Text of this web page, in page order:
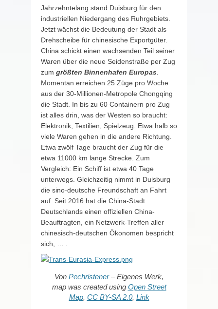
Jahrzehntelang stand Duisburg für den
industriellen Niedergang des Ruhrgebiets.
Jetzt wächst die Bedeutung der Stadt als
Drehscheibe für chinesische Exportgüter.
China schickt einen wachsenden Teil seiner
Waren über die neue Seidenstraße per Zug
zum größten Binnenhafen Europas
Momentan erreichen 25 Züge pro Woche
aus der 30-Millionen-Metropole Chongqing
die Stadt. In bis zu 60 Containern pro Zug
ist alles drin, was der Westen so braucht:
Elektronik, Textilien, Spielzeug. Etwa halb so
viele Waren gehen in die andere Richtung.
Etwa zwölf Tage braucht der Zug für die
etwa 11000 km lange Strecke. Zum
Vergleich: Ein Schiff ist etwa 40 Tage
unterwegs. Gleichzeitig nimmt in Duisburg
die sino-deutsche Freundschaft an Fahrt
auf. Seit 2016 hat die China-Stadt
Deutschlands einen offiziellen China-
Beauftragten, ein Netzwerk-Treffen aller
chinesisch-deutschen Ökonomen bespricht
sich, … .
Von Pechristener– Eigenes Werk,
map was created using Open Street
Map, CC BY-SA 2.0, Link